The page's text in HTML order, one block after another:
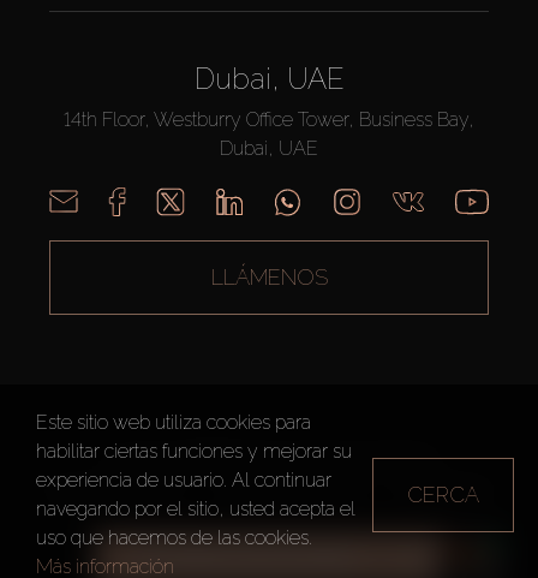
TODOS LOS FILTROS
Dubai, UAE
14th Floor, Westburry Office Tower, Business Bay,
Dubai, UAE
LLÁMENOS
AX CAPITAL ©2026 Todos los derechos reservados
Condiciones de Uso
Política de privacidad Mapa del sitio
Este sitio web utiliza cookies para
habilitar ciertas funciones y mejorar su
experiencia de usuario. Al continuar
navegando por el sitio, usted acepta el
uso que hacemos de las cookies.
Más información
CERCA